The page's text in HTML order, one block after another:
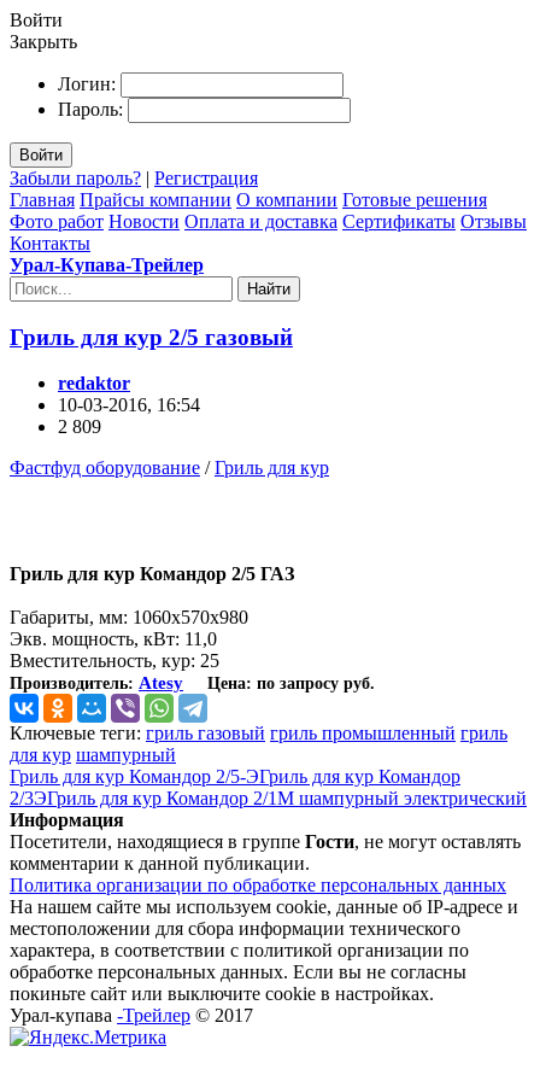
Войти
Закрыть
Логин:
Пароль:
Войти
Забыли пароль? | Регистрация
Главная Прайсы компании О компании Готовые решения
Фото работ Новости Оплата и доставка Сертификаты Отзывы
Контакты
Урал-Купава-Трейлер
Найти
Гриль для кур 2/5 газовый
redaktor
10-03-2016, 16:54
2 809
Фастфуд оборудование /Гриль для кур
Гриль для кур Командор 2/5 ГАЗ
Габариты, мм: 1060х570х980
Экв. мощность, кВт: 11,0
Вместительность, кур: 25
Производитель: Atesy Цена: по запросу руб.
Ключевые теги: гриль газовый гриль промышленный гриль
для кур шампурный
Гриль для кур Командор 2/5-ЭГриль для кур Командор
2/3ЭГриль для кур Командор 2/1М шампурный электрический
Информация
Посетители, находящиеся в группе Гости, не могут оставлять
комментарии к данной публикации.
Политика организации по обработке персональных данных
На нашем сайте мы используем cookie, данные об IP-адресе и
местоположении для сбора информации технического
характера, в соответствии с политикой организации по
обработке персональных данных. Если вы не согласны
покиньте сайт или выключите cookie в настройках.
Урал-купава -Трейлер © 2017